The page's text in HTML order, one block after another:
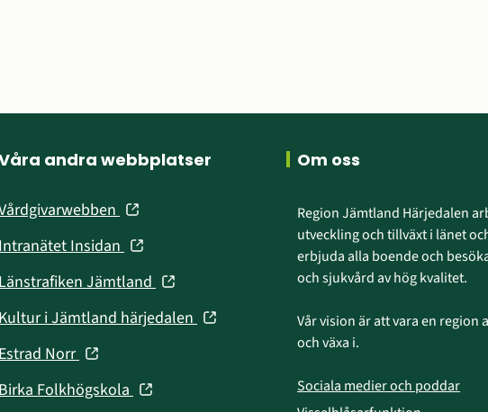
andra webbplatser
(öppnas
nytt
fönster)
Intranätet Insidan (öppnas
nytt
fönster)
Länstrafiken Jämtland (öppnas
nytt
Kultur i Jämtland härjedalen (öppnas
Estrad Norr (öppnas
nytt
Birka Folkhögskola (öppnas
Om oss
Region Jämtland Härjedalen
utveckling och tillväxt i länet
erbjuda alla boende och
och sjukvård av hög kvalitet.
Vår vision är att vara en region
och växa i.
Sociala medier och poddar